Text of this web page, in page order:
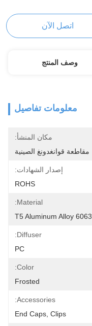
اتصل الآن
وصف المنتج
معلومات تفاصيل
مكان المنشأ:
مقاطعة قوانغدونغ الصينية
إصدار الشهادات:
ROHS
Material:
6063 T5 Aluminum Alloy
Diffuser:
PC
Color:
Frosted
Accessories:
End Caps, Clips